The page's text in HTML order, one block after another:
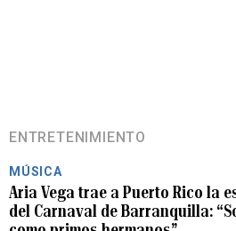
ENTRETENIMIENTO
MÚSICA
Aria Vega trae a Puerto Rico la
del Carnaval de Barranquilla: